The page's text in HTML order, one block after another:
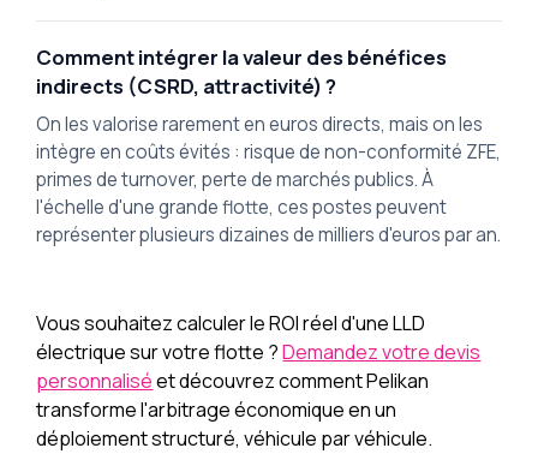
Comment intégrer la valeur des bénéfices
indirects (CSRD, attractivité) ?
On les valorise rarement en euros directs, mais on les
intègre en coûts évités : risque de non-conformité ZFE,
primes de turnover, perte de marchés publics. À
l'échelle d'une grande flotte, ces postes peuvent
représenter plusieurs dizaines de milliers d'euros par an.
Vous souhaitez calculer le ROI réel d'une LLD
électrique sur votre flotte ?Demandez votre devis
personnaliséet découvrez comment Pelikan
transforme l'arbitrage économique en un
déploiement structuré, véhicule par véhicule.